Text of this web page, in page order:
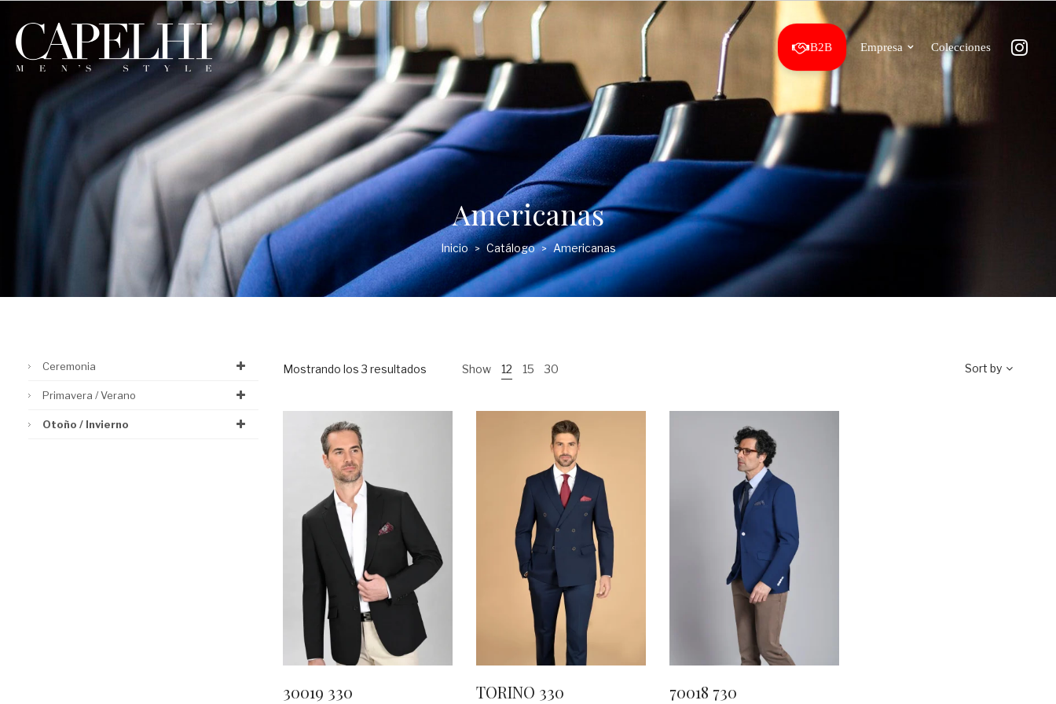
B2B Empresa Colecciones
Americanas
Inicio > Catálogo > Americanas
Mostrando los 3 resultados Show 12 15 30 Sort by
30019 330 TORINO 330 70018 730
Ceremonia
Primavera / Verano
Otoño / Invierno